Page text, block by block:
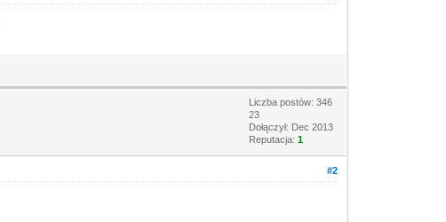
Liczba postów: 346
23
Dołączył: Dec 2013
Reputacja:1
#2